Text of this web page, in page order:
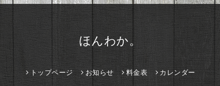
ほんわか。
トップページ お知らせ 料金表 カレンダー